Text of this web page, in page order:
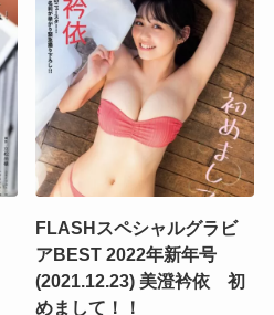
FLASHスペシャルグラビ
アBEST 2022年新年号
(2021.12.23) 美澄衿依 初
めまして！！